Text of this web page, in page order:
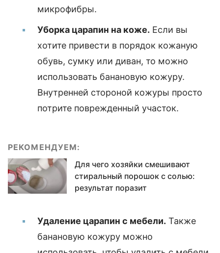
микрофибры.
Уборка царапин на коже. Если вы
хотите привести в порядок кожаную
обувь, сумку или диван, то можно
использовать банановую кожуру.
Внутренней стороной кожуры просто
потрите поврежденный участок.
РЕКОМЕНДУЕМ:
Для чего хозяйки смешивают
стиральный порошок с солью:
результат поразит
Удаление царапин с мебели. Также
банановую кожуру можно